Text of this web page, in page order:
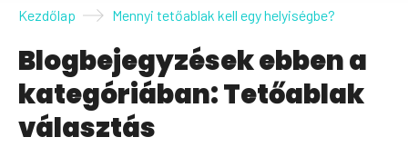
Kezdőlap Mennyi tetőablak kell egy helyiségbe?
Blogbejegyzések ebben a
kategóriában: Tetőablak
választás